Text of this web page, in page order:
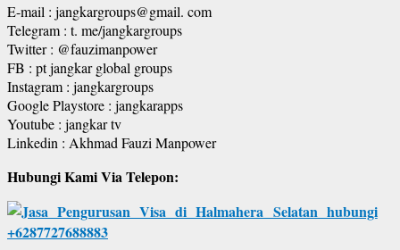
E-mail : jangkargroups@gmail. com
Telegram : t. me/jangkargroups
Twitter : @fauzimanpower
FB : pt jangkar global groups
Instagram : jangkargroups
Google Playstore : jangkarapps
Youtube : jangkar tv
Linkedin : Akhmad Fauzi Manpower
Hubungi Kami Via Telepon: